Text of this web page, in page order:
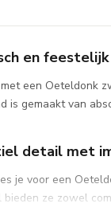
en feestelijk
een Oeteldonk
gemaakt van
detail met
je voor een
bieden ze zowel